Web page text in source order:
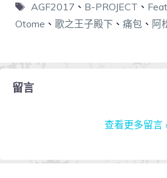
AGF2017 、 B-PROJECT 、
Otome 、 歌之王子殿下 、 痛包 、 阿
留言
查看更多留言 ›